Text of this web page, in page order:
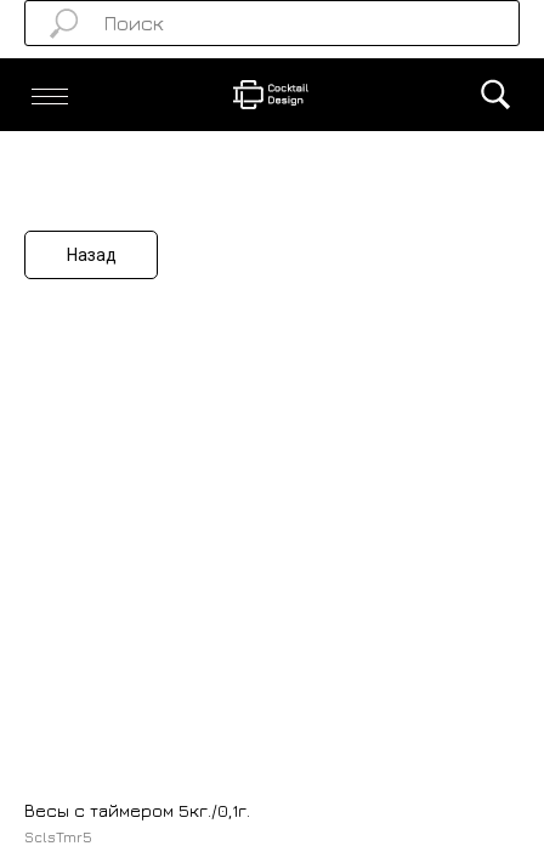
Назад
Весы с таймером 5кг./0,1г.
SclsTmr5